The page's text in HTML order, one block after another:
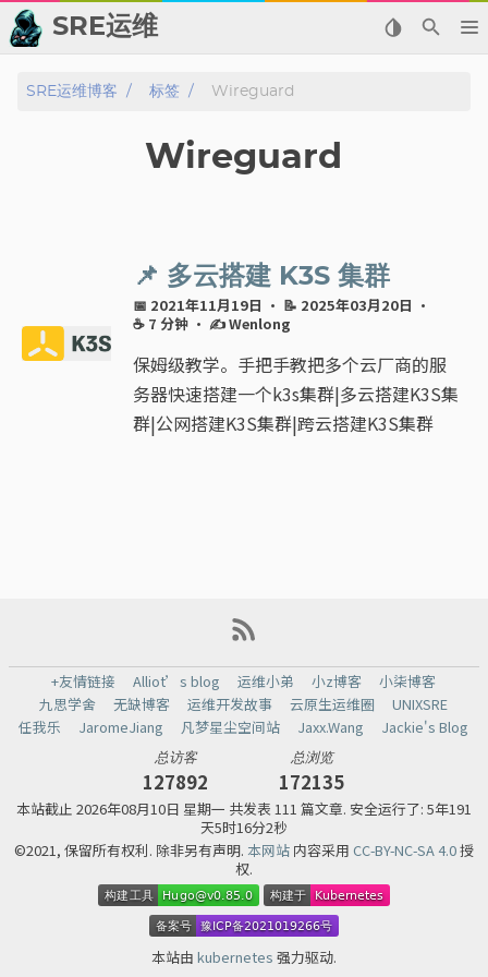
SRE运维
📂 归档
标签
SRE运维博客 标签 Wireguard
Wireguard
📌 多云搭建 K3S 集群
📅 2021年11月19日 · 📝 2025年03月20日 ·
☕ 7 分钟 · ✍ Wenlong
保姆级教学。手把手教把多个云厂商的服
务器快速搭建一个k3s集群|多云搭建K3S集
群|公网搭建K3S集群|跨云搭建K3S集群
+友情链接 Alliot’s blog 运维小弟 小z博客
小柒博客
九思学舍
无缺博客 运维开发故事 云原生运维圈
UNIXSRE
任我乐
JaromeJiang 凡梦星尘空间站 Jaxx.Wang Jackie's Blog
总访客
127892
总浏览
172135
本站截止 2026年08月10日 星期一 共发表 111 篇文章. 安全运行了: 5年191
天5时16分2秒
©2021, 保留所有权利. 除非另有声明. 本网站 内容采用 CC-BY-NC-SA 4.0授
权.
本站由 kubernetes 强力驱动.